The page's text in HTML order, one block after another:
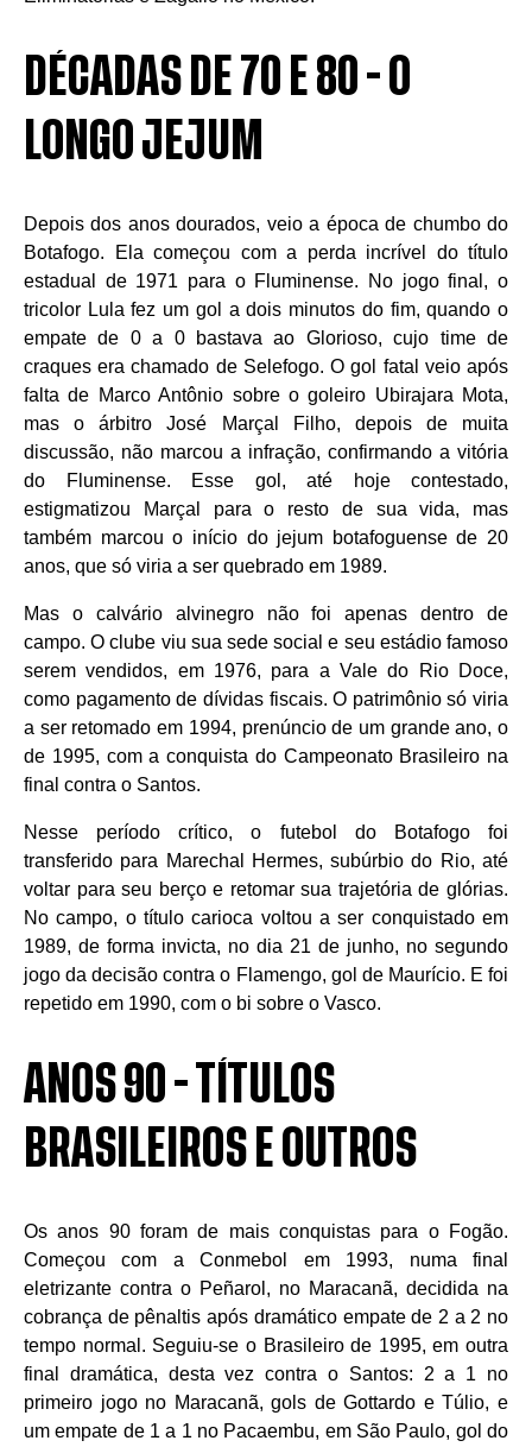
DÉCADAS DE 70 E 80 - O
LONGO JEJUM
Depois dos anos dourados, veio a época de chumbo do
Botafogo. Ela começou com a perda incrível do título
estadual de 1971 para o Fluminense. No jogo final, o
tricolor Lula fez um gol a dois minutos do fim, quando o
empate de 0 a 0 bastava ao Glorioso, cujo time de
craques era chamado de Selefogo. O gol fatal veio após
falta de Marco Antônio sobre o goleiro Ubirajara Mota,
mas o árbitro José Marçal Filho, depois de muita
discussão, não marcou a infração, confirmando a vitória
do Fluminense. Esse gol, até hoje contestado,
estigmatizou Marçal para o resto de sua vida, mas
também marcou o início do jejum botafoguense de 20
anos, que só viria a ser quebrado em 1989.
Mas o calvário alvinegro não foi apenas dentro de
campo. O clube viu sua sede social e seu estádio famoso
serem vendidos, em 1976, para a Vale do Rio Doce,
como pagamento de dívidas fiscais. O patrimônio só viria
a ser retomado em 1994, prenúncio de um grande ano, o
de 1995, com a conquista do Campeonato Brasileiro na
final contra o Santos.
Nesse período crítico, o futebol do Botafogo foi
transferido para Marechal Hermes, subúrbio do Rio, até
voltar para seu berço e retomar sua trajetória de glórias.
No campo, o título carioca voltou a ser conquistado em
1989, de forma invicta, no dia 21 de junho, no segundo
jogo da decisão contra o Flamengo, gol de Maurício. E foi
repetido em 1990, com o bi sobre o Vasco.
ANOS 90 - TÍTULOS
BRASILEIROS E OUTROS
Os anos 90 foram de mais conquistas para o Fogão.
Começou com a Conmebol em 1993, numa final
eletrizante contra o Peñarol, no Maracanã, decidida na
cobrança de pênaltis após dramático empate de 2 a 2 no
tempo normal. Seguiu-se o Brasileiro de 1995, em outra
final dramática, desta vez contra o Santos: 2 a 1 no
primeiro jogo no Maracanã, gols de Gottardo e Túlio, e
um empate de 1 a 1 no Pacaembu, em São Paulo, gol do